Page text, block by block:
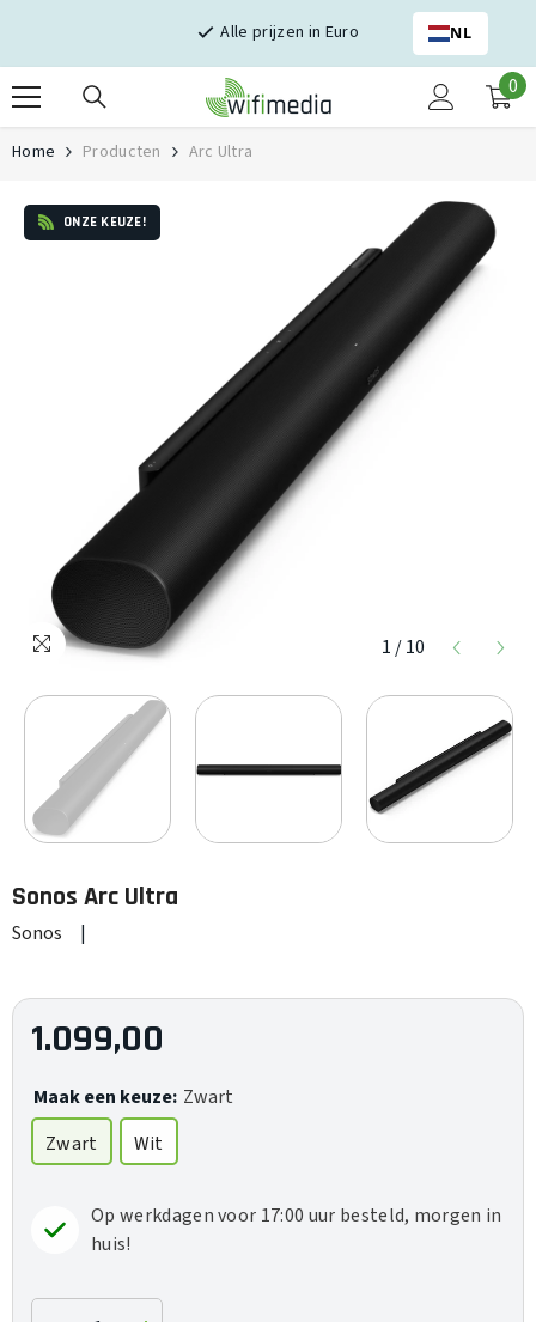
Alle prijzen in Euro NL
0
0
Home Producten Arc Ultra
Sonos Arc Ultra
Sonos |
ONZE KEUZE!
1 /10
1.099,00
Maak een keuze: Zwart
Zwart
Wit
Op werkdagen voor 17:00 uur besteld, morgen in
huis!